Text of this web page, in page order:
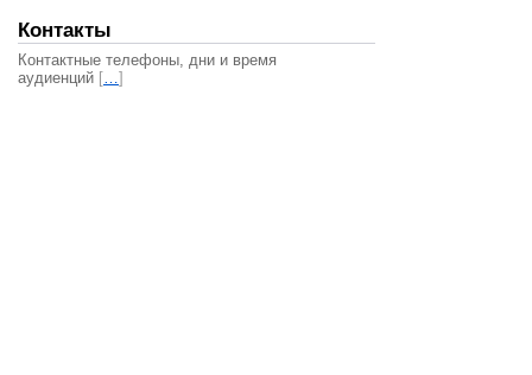
Контакты
Контактные телефоны, дни и время
аудиенций […]